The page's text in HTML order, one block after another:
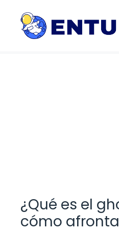
contenido
¿Qué es el
cómo